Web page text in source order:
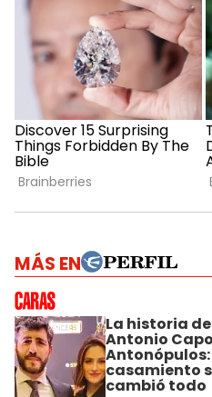
MÁS EN
La historia
Antonio
casamiento
cambió todo